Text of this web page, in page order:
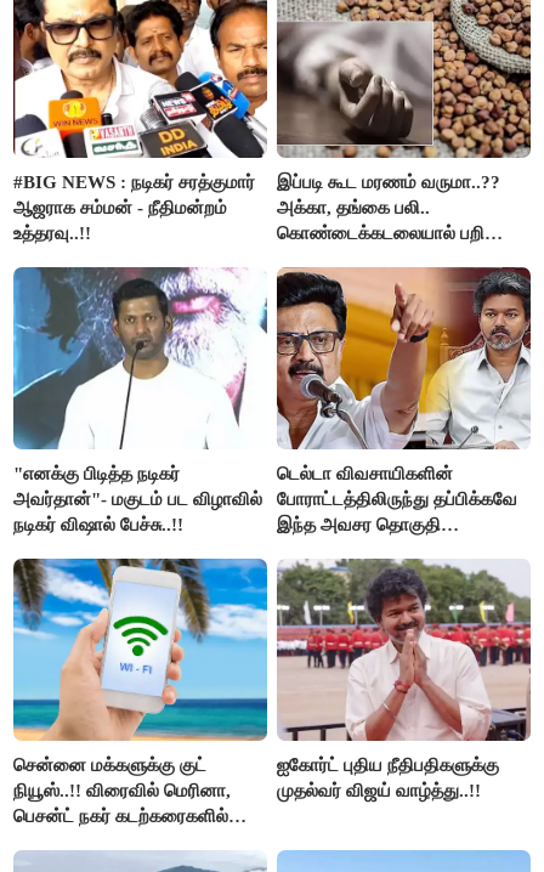
#BIG NEWS : நடிகர் சரத்குமார்
ஆஜராக சம்மன் - நீதிமன்றம்
உத்தரவு..!!
இப்படி கூட மரணம் வருமா..??
அக்கா, தங்கை பலி..
கொண்டைக்கடலையால் பறிபோன
"எனக்கு பிடித்த நடிகர்
அவர்தான்"- மகுடம் பட விழாவில்
நடிகர் விஷால் பேச்சு..!!
டெல்டா விவசாயிகளின்
போராட்டத்திலிருந்து தப்பிக்கவே
இந்த அவசர தொகுதி
அரங்கேற்றுகிறார் முதலமைச்சர் -
திமுக ஐடி விங்..!!
சென்னை மக்களுக்கு குட்
நியூஸ்..!! விரைவில் மெரினா,
பெசன்ட் நகர் கடற்கரைகளில்
ஐகோர்ட் புதிய நீதிபதிகளுக்கு
முதல்வர் விஜய் வாழ்த்து..!!